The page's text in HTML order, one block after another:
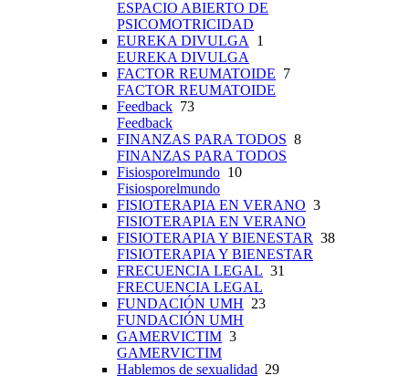
ESPACIO ABIERTO DE
PSICOMOTRICIDAD
EUREKA DIVULGA
1
EUREKA DIVULGA
FACTOR REUMATOIDE 7
FACTOR REUMATOIDE
Feedback 73
Feedback
FINANZAS PARA TODOS 8
FINANZAS PARA TODOS
Fisiosporelmundo 10
Fisiosporelmundo
FISIOTERAPIA EN VERANO 3
FISIOTERAPIA EN VERANO
FISIOTERAPIA Y BIENESTAR 38
FISIOTERAPIA Y BIENESTAR
FRECUENCIA LEGAL 31
FRECUENCIA LEGAL
FUNDACIÓN UMH 23
FUNDACIÓN UMH
GAMERVICTIM 3
GAMERVICTIM
Hablemos de sexualidad 29